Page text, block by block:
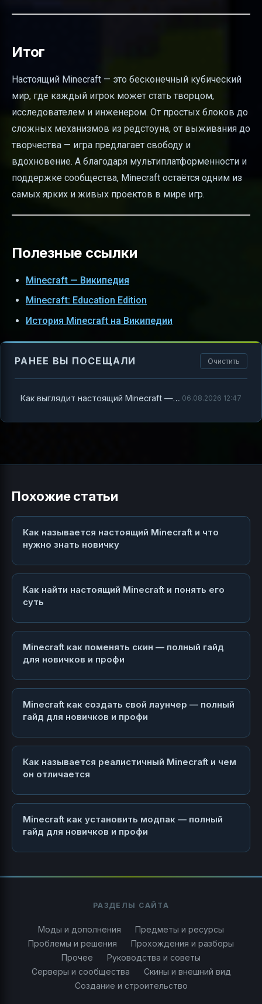
Итог
Настоящий Minecraft — это бесконечный кубический
мир, где каждый игрок может стать творцом,
исследователем и инженером. От простых блоков до
сложных механизмов из редстоуна, от выживания до
творчества — игра предлагает свободу и
вдохновение. А благодаря мультиплатформенности и
поддержке сообщества, Minecraft остаётся одним из
самых ярких и живых проектов в мире игр.
Полезные ссылки
Minecraft — Википедия
Minecraft: Education Edition
История Minecraft на Википедии
РАНЕЕ ВЫ ПОСЕЩАЛИ Очистить
Как выглядит настоящий Minecraft — полный разбор для новичков 06.08.2026 12:47
Похожие статьи
Как называется настоящий Minecraft и что
нужно знать новичку
Как найти настоящий Minecraft и понять его
суть
Minecraft как поменять скин — полный гайд
для новичков и профи
Minecraft как создать свой лаунчер — полный
гайд для новичков и профи
Как называется реалистичный Minecraft и чем
он отличается
Minecraft как установить модпак — полный
гайд для новичков и профи
РАЗДЕЛЫ САЙТА
Моды и дополнения
Предметы и ресурсы
Проблемы и решения
Прохождения и разборы
Прочее
Руководства и советы
Серверы и сообщества
Скины и внешний вид
Создание и строительство